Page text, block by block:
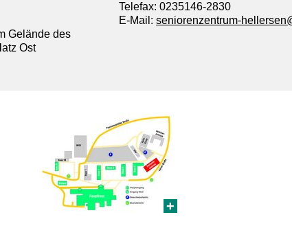
Gelände des
Ost
Telefax: 0235146-2830
E-Mail: seniorenzentrum-hellersen